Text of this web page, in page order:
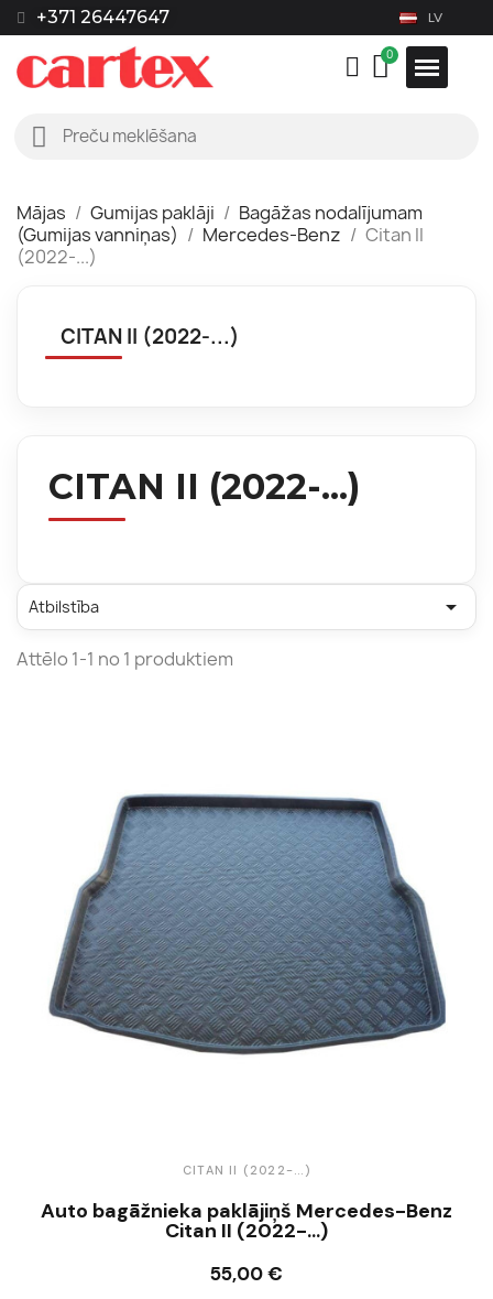
+371 26447647 LV
Mājas Gumijas paklāji
Bagāžas nodalījumam
(Gumijas vanniņas)
Mercedes-Benz
Citan II
(2022-...)
CITAN II (2022-...)
CITAN II (2022-...)
Atbilstība 
Attēlo 1-1 no 1 produktiem
CITAN II (2022-...)
Auto bagāžnieka paklājiņš Mercedes-Benz
Citan II (2022-...)
55,00 €
Ielikt grozā